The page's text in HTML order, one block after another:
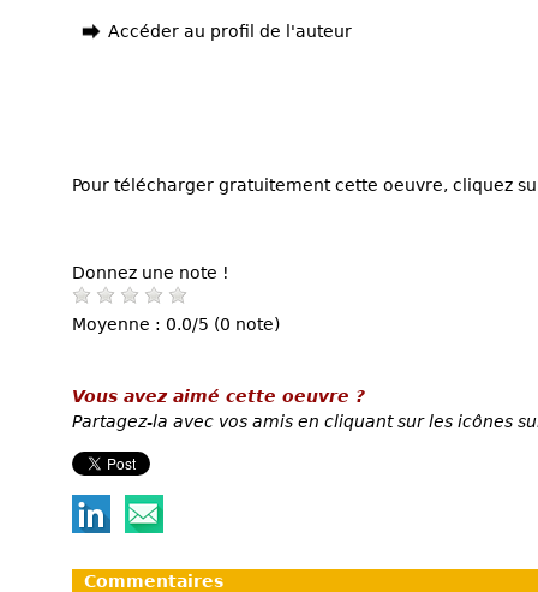
Accéder au profil de l'auteur
Pour télécharger gratuitement cette oeuvre, cliquez
Donnez une note !
Moyenne : 0.0/5 (0 note)
Vous avez aimé cette oeuvre ?
Partagez-la avec vos amis en cliquant sur les icônes
Commentaires